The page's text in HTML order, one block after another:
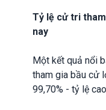
Tỷ lệ cử tri
nay
Một kết quả nổi
tham gia bầu cử
99,70% - tỷ lệ